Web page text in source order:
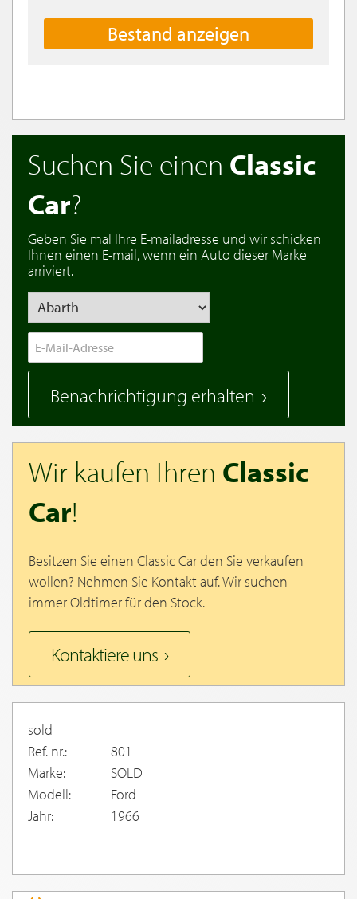
Bestand anzeigen
Suchen Sie einen Classic
Car?
Geben Sie mal Ihre E-mailadresse und wir schicken
Ihnen einen E-mail, wenn ein Auto dieser Marke
arriviert.
Benachrichtigung erhalten
Wir kaufen Ihren Classic
Car!
Besitzen Sie einen Classic Car den Sie verkaufen
wollen? Nehmen Sie Kontakt auf. Wir suchen
immer Oldtimer für den Stock.
Kontaktiere uns
sold
Ref. nr.:
801
Marke:
SOLD
Modell:
Ford
Jahr:
1966